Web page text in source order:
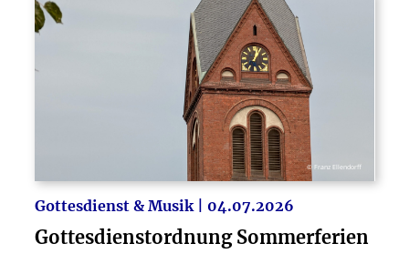
© Franz Ellendorff
Gottesdienst & Musik | 04.07.2026
Gottesdienstordnung Sommerferien